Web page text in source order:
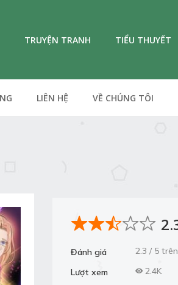
TRUYỆN TRANH TIỂU THUYẾT
LIÊN HỆ VỀ CHÚNG TÔI
Đánh giá
2.3 / 5
Lượt xem
2.4K